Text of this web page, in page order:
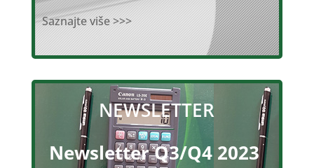
Saznajte više >>>
NEWSLETTER
Newsletter Q3/Q4 2023